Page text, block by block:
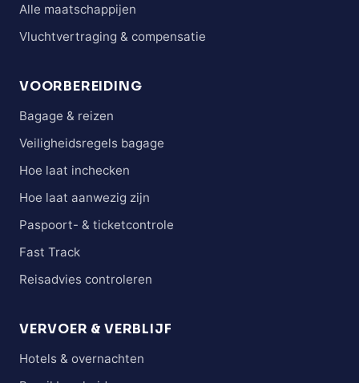
Alle maatschappijen
Vluchtvertraging & compensatie
VOORBEREIDING
Bagage & reizen
Veiligheidsregels bagage
Hoe laat inchecken
Hoe laat aanwezig zijn
Paspoort- & ticketcontrole
Fast Track
Reisadvies controleren
VERVOER & VERBLIJF
Hotels & overnachten